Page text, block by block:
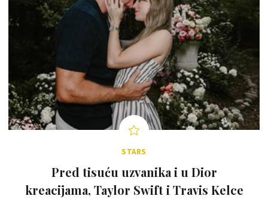
STARS
Pred tisuću uzvanika i u Dior
kreacijama, Taylor Swift i Travis Kelce